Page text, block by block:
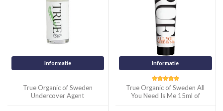
Informatie
True Organic of Sweden
Undercover Agent
Informatie
True Organic of Sweden All
You Need Is Me 15ml of